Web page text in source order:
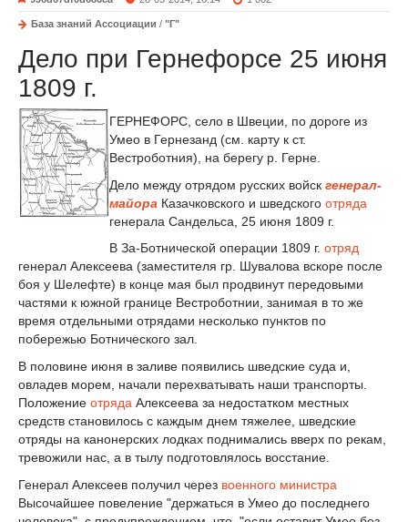
База знаний Ассоциации / "Г"
Дело при Гернефорсе 25 июня
1809 г.
ГЕРНЕФОРС, село в Швеции, по дороге из
Умео в Гернезанд (см. карту к ст.
Вестроботния), на берегу р. Герне.
Дело между отрядом русских войск генерал-
майора Казачковского и шведского отряда
генерала Сандельса, 25 июня 1809 г.
В За-Ботнической операции 1809 г. отряд
генерал Алексеева (заместителя гр. Шувалова вскоре после
боя у Шелефте) в конце мая был продвинут передовыми
частями к южной границе Вестроботнии, занимая в то же
время отдельными отрядами несколько пунктов по
побережью Ботнического зал.
В половине июня в заливе появились шведские суда и,
овладев морем, начали перехватывать наши транспорты.
Положение отряда Алексеева за недостатком местных
средств становилось с каждым днем тяжелее, шведские
отряды на канонерских лодках поднимались вверх по рекам,
тревожили нас, а в тылу подготовлялось восстание.
Генерал Алексеев получил через военного министра
Высочайшее повеление "держаться в Умео до последнего